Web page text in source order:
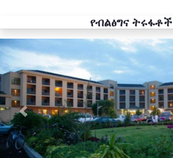
የብልፅግና ትሩፋቶች
Previous